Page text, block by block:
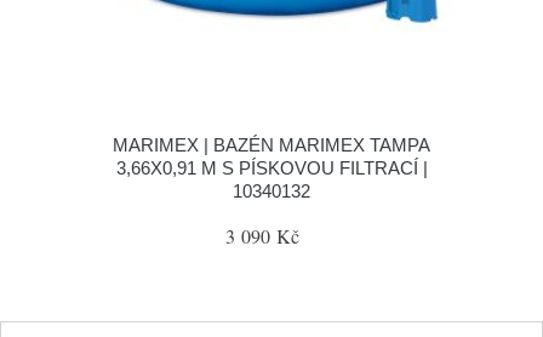
MARIMEX | BAZÉN MARIMEX TAMPA
3,66X0,91 M S PÍSKOVOU FILTRACÍ |
10340132
3 090 Kč